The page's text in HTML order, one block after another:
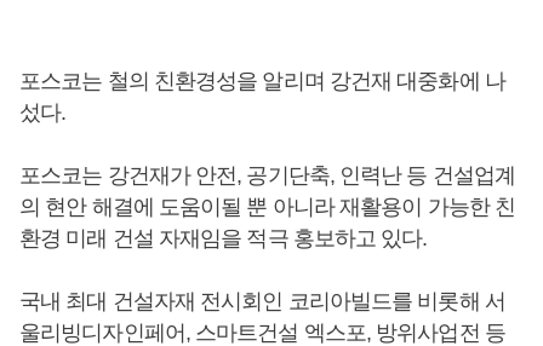
포스코는 철의 친환경성을 알리며 강건재 대중화에 나
섰다.
포스코는 강건재가 안전, 공기단축, 인력난 등 건설업계
의 현안 해결에 도움이될 뿐 아니라 재활용이 가능한 친
환경 미래 건설 자재임을 적극 홍보하고 있다.
국내 최대 건설자재 전시회인 코리아빌드를 비롯해 서
울리빙디자인페어, 스마트건설 엑스포, 방위사업전 등